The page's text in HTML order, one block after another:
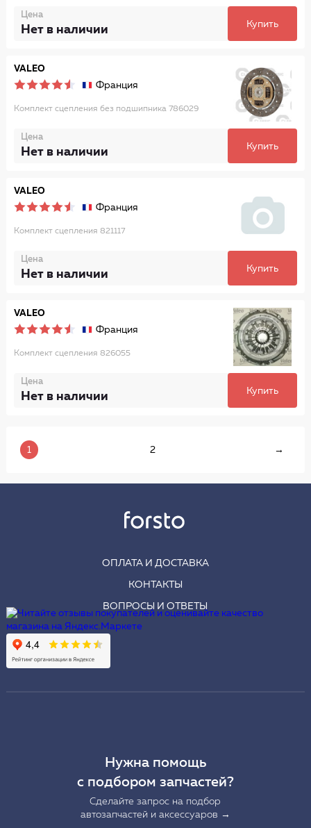
Цена
Нет в наличии Купить
VALEO
Франция
Комплект сцепления без подшипника 786029
Цена
Нет в наличии Купить
VALEO
Франция
Комплект сцепления 821117
Цена
Нет в наличии Купить
VALEO
Франция
Комплект сцепления 826055
Цена
Нет в наличии Купить
1 2 →
ОПЛАТА И ДОСТАВКА
КОНТАКТЫ
ВОПРОСЫ И ОТВЕТЫ
Нужна помощь
с подбором запчастей?
Сделайте запрос на подбор
автозапчастей и аксессуаров →